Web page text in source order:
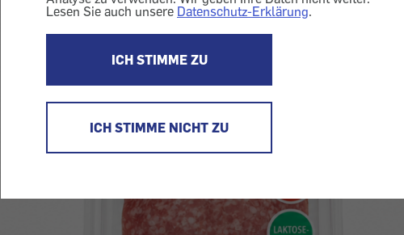
Lesen Sie auch unsere Datenschutz-Erklärung.
ICH STIMME ZU
ICH STIMME NICHT ZU